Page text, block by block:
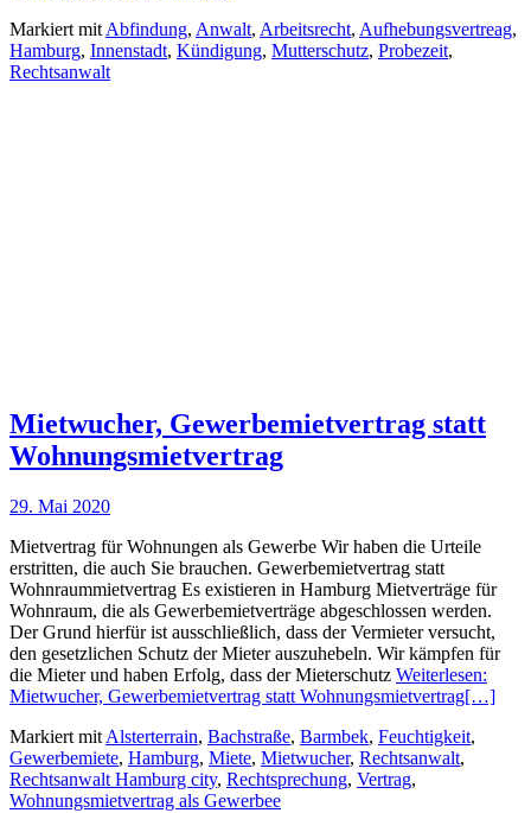
Markiert mit Abfindung, Anwalt, Arbeitsrecht, Aufhebungsvertreag,
Hamburg, Innenstadt, Kündigung, Mutterschutz, Probezeit,
Rechtsanwalt
Mietwucher, Gewerbemietvertrag statt
Wohnungsmietvertrag
29. Mai 2020
Mietvertrag für Wohnungen als Gewerbe Wir haben die Urteile
erstritten, die auch Sie brauchen. Gewerbemietvertrag statt
Wohnraummietvertrag Es existieren in Hamburg Mietverträge für
Wohnraum, die als Gewerbemietverträge abgeschlossen werden.
Der Grund hierfür ist ausschließlich, dass der Vermieter versucht,
den gesetzlichen Schutz der Mieter auszuhebeln. Wir kämpfen für
die Mieter und haben Erfolg, dass der Mieterschutz Weiterlesen:
Mietwucher, Gewerbemietvertrag statt Wohnungsmietvertrag[…]
Markiert mit Alsterterrain, Bachstraße, Barmbek, Feuchtigkeit,
Gewerbemiete, Hamburg, Miete, Mietwucher, Rechtsanwalt,
Rechtsanwalt Hamburg city, Rechtsprechung, Vertrag,
Wohnungsmietvertrag als Gewerbee